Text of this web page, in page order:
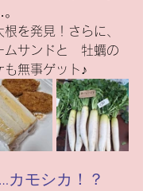
。
を発見！さらに、
ムサンドと　牡蠣の
も無事ゲット♪
カモシカ！？